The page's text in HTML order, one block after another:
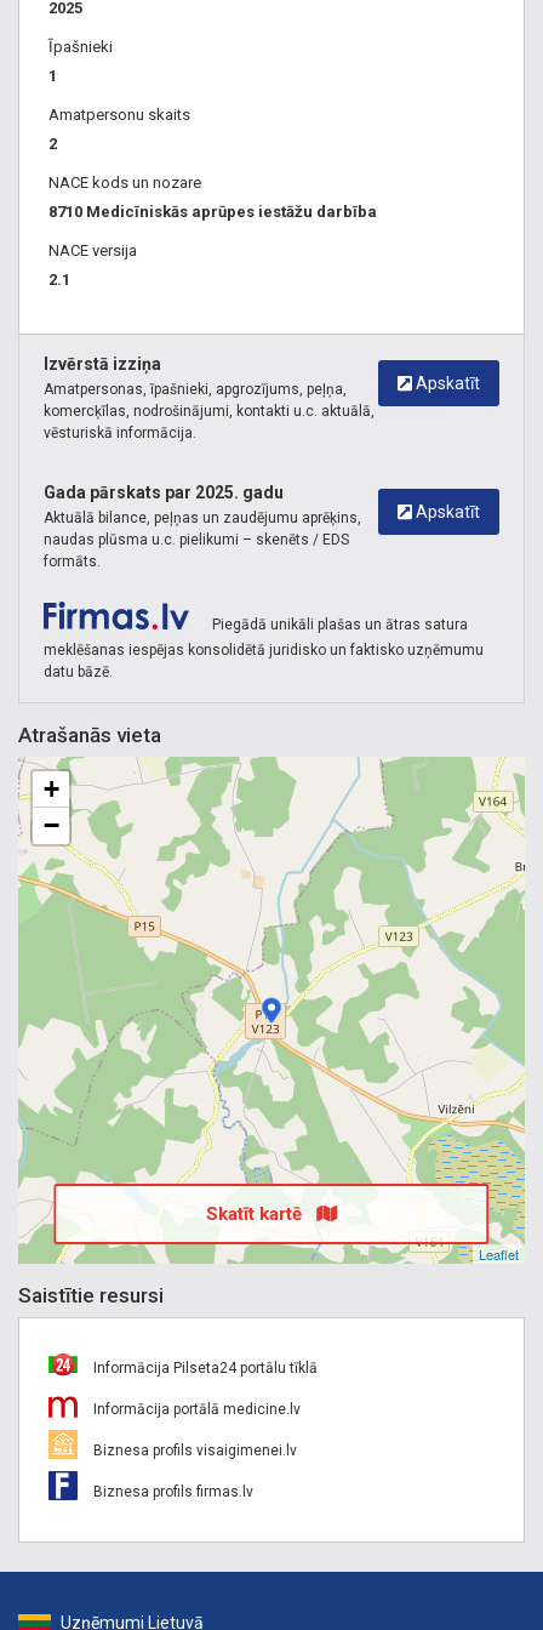
2025
Īpašnieki
1
Amatpersonu skaits
2
NACE kods un nozare
8710 Medicīniskās aprūpes iestāžu darbība
NACE versija
2.1
Apskatīt
Izvērstā izziņa
Amatpersonas, īpašnieki, apgrozījums, peļņa,
komercķīlas, nodrošinājumi, kontakti u.c. aktuālā,
vēsturiskā informācija.
Apskatīt
Gada pārskats par 2025. gadu
Aktuālā bilance, peļņas un zaudējumu aprēķins,
naudas plūsma u.c. pielikumi – skenēts / EDS
formāts.
Piegādā unikāli plašas un ātras satura
meklēšanas iespējas konsolidētā juridisko un faktisko uzņēmumu
datu bāzē.
Atrašanās vieta
+
−
Leaflet
Skatīt kartē
Saistītie resursi
Informācija Pilseta24 portālu tīklā
Informācija portālā medicine.lv
Biznesa profils visaigimenei.lv
Biznesa profils firmas.lv
Uzņēmumi Lietuvā